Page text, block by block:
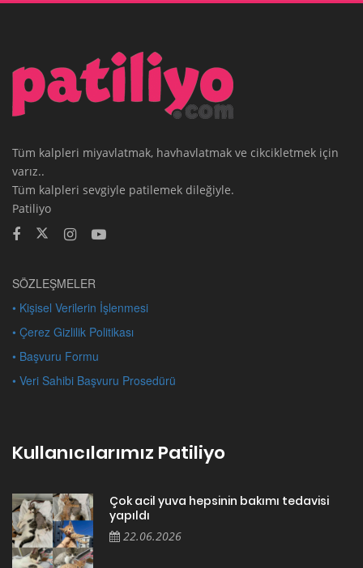
Tüm kalpleri miyavlatmak, havhavlatmak ve cikcikletmek için
varız..
Tüm kalpleri sevgiyle patilemek dileğiyle.
Patiliyo
SÖZLEŞMELER
• Kişisel Verilerin İşlenmesi
• Çerez Gizlilik Politikası
• Başvuru Formu
• Veri Sahibi Başvuru Prosedürü
Kullanıcılarımız Patiliyo
Çok acil yuva hepsinin bakımı tedavisi
yapıldı
22.06.2026